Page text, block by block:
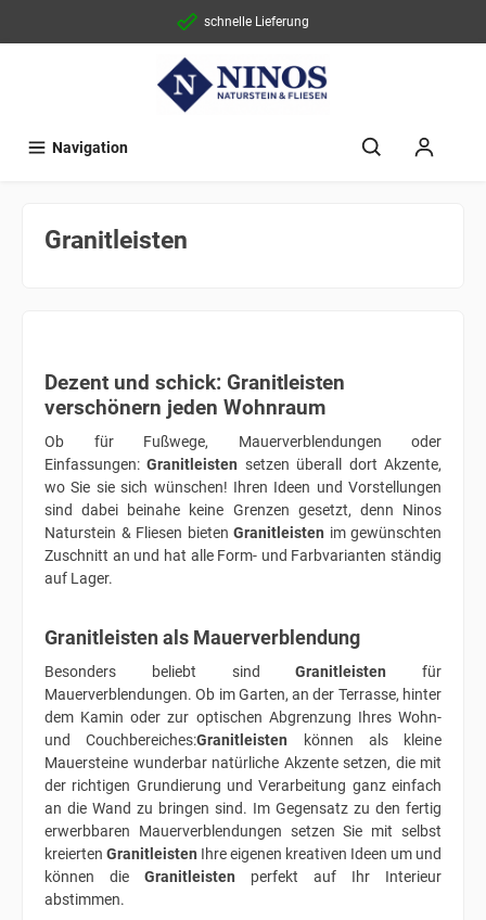
schnelle Lieferung
Navigation
Granitleisten
Dezent und schick: Granitleisten
verschönern jeden Wohnraum
Ob für Fußwege, Mauerverblendungen oder
Einfassungen:Granitleisten setzen überall dort Akzente,
wo Sie sie sich wünschen! Ihren Ideen und Vorstellungen
sind dabei beinahe keine Grenzen gesetzt, denn Ninos
Naturstein & Fliesen bieten Granitleisten im gewünschten
Zuschnitt an und hat alle Form- und Farbvarianten ständig
auf Lager.
Granitleisten als Mauerverblendung
Besonders beliebt sindGranitleisten für
Mauerverblendungen. Ob im Garten, an der Terrasse, hinter
dem Kamin oder zur optischen Abgrenzung Ihres Wohn-
und Couchbereiches:Granitleisten können als kleine
Mauersteine wunderbar natürliche Akzente setzen, die mit
der richtigen Grundierung und Verarbeitung ganz einfach
an die Wand zu bringen sind. Im Gegensatz zu den fertig
erwerbbaren Mauerverblendungen setzen Sie mit selbst
kreierten Granitleisten Ihre eigenen kreativen Ideen um und
können die Granitleisten perfekt auf Ihr Interieur
abstimmen.